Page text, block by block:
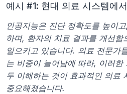
예시 #1: 현대 의료 시스템에
인공지능은 진단 정확도를 높이
하며, 환자의 치료 결과를 개선
일으키고 있습니다. 의료 전문가
는 비중이 늘어남에 따라, 이러
두 이해하는 것이 효과적인 의료
중요해졌습니다.